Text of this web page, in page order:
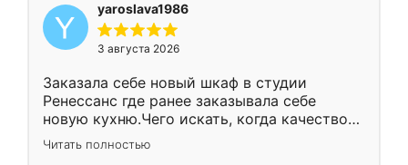
yaroslava1986
3 августа 2026
Заказала себе новый шкаф в студии
Ренессанс где ранее заказывала себе
новую кухню.Чего искать, когда качеством
вполне довольна. Служит кухня уже почти
два года, нареканий нет.
Читать полностью